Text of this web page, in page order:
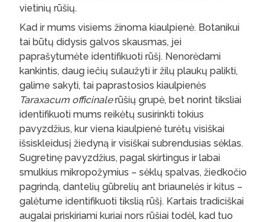
vietinių rūšių.
Kad ir mums visiems žinoma kiaulpienė. Botanikui
tai būtų didysis galvos skausmas, jei
paprašytumėte identifikuoti rūšį. Nenorėdami
kankintis, daug iečių sulaužyti ir žilų plaukų palikti,
galime sakyti, tai paprastosios kiaulpienės
Taraxacum officinalerūšių grupė, bet norint tiksliai
identifikuoti mums reikėtų susirinkti tokius
pavyzdžius, kur viena kiaulpienė turėtų visiškai
išsiskleidusį žiedyną ir visiškai subrendusias sėklas.
Sugretinę pavyzdžius, pagal skirtingus ir labai
smulkius mikropožymius – sėklų spalvas, žiedkočio
pagrindą, dantelių gūbrelių ant briaunelės ir kitus –
galėtume identifikuoti tikslią rūšį. Kartais tradiciškai
augalai priskiriami kuriai nors rūšiai todėl, kad tuo